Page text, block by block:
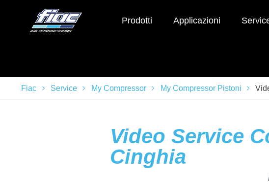
Prodotti Applicazioni
Fiac Service My Compressor My Compressor Pistoni
Video Service
Cinghia